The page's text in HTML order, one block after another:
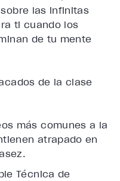
las infinitas
ti cuando los
de tu mente
de la clase
más comunes a la
atrapado en
Técnica de